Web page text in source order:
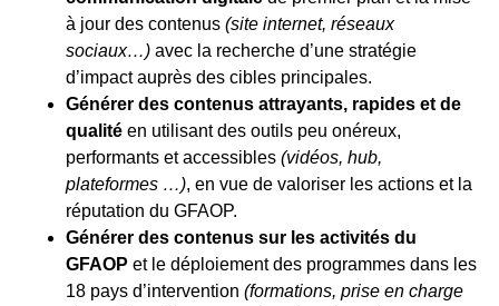
à jour des contenus (site internet, réseaux
sociaux…)avec la recherche d’une stratégie
d’impact auprès des cibles principales.
Générer des contenus attrayants, rapides et de
qualitéen utilisant des outils peu onéreux,
performants et accessibles (vidéos, hub,
plateformes …), en vue de valoriser les actions et la
réputation du GFAOP.
Générer des contenus sur les activités du
GFAOP et le déploiement des programmes dans les
18 pays d’intervention (formations, prise en charge